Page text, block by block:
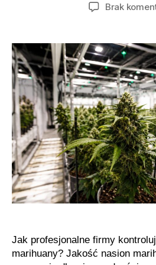
Brak
Jak profesjonalne firmy
marihuany? Jakość nasion